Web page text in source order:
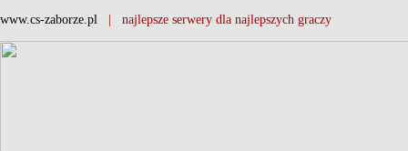
www.cs-zaborze.pl | najlepsze serwery dla najlepszych graczy